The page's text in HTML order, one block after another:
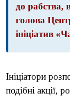
до рабства,
голова
ініціатив
Ініціатори
подібні акції,